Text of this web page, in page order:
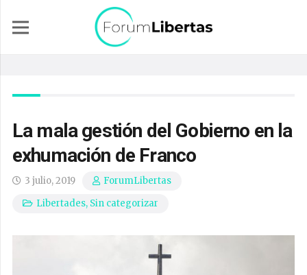
La mala gestión del Gobierno en la
exhumación de Franco
3 julio, 2019
ForumLibertas
Libertades, Sin categorizar